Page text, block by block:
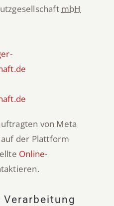
mbH
von Meta
der Plattform
Online-
Verarbeitung